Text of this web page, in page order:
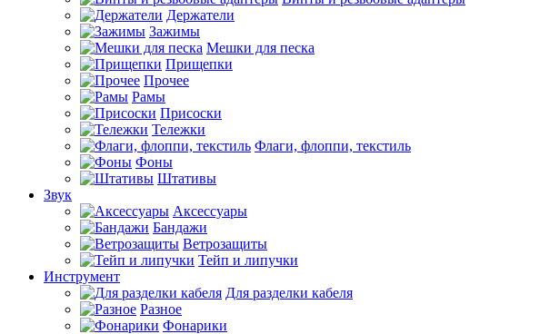
Держатели
Зажимы
Мешки для песка
Прищепки
Прочее
Рамы
Присоски
Тележки
Флаги, флоппи, текстиль
Фоны
Штативы
Звук
Аксессуары
Бандажи
Ветрозащиты
Тейп и липучки
Инструмент
Для разделки кабеля
Разное
Фонарики